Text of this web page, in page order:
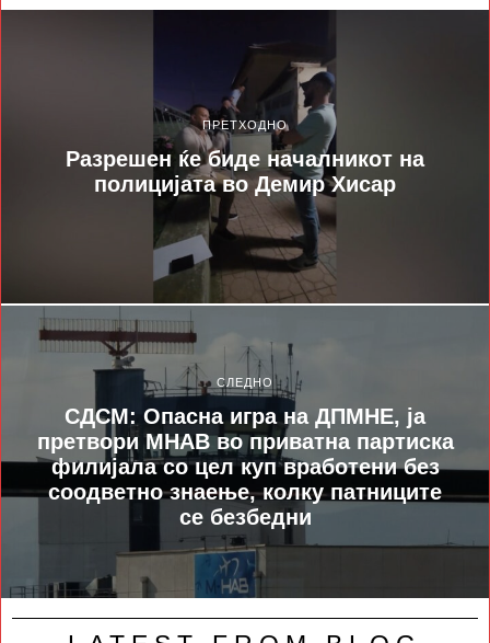
ПРЕТХОДНО
Разрешен ќе биде началникот на
полицијата во Демир Хисар
СЛЕДНО
СДСМ: Опасна игра на ДПМНЕ, ја
претвори МНАВ во приватна партиска
филијала со цел куп вработени без
соодветно знаење, колку патниците
се безбедни